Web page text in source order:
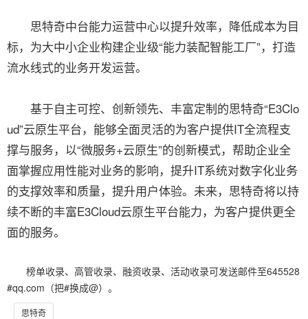
思特奇中台能力运营中心以提升效率，降低成本为目
标，为大中小企业构建企业级“能力装配智能工厂”，打造
流水线式的业务开发运营。
基于自主可控、创新领先、丰富定制的思特奇“E3Clo
ud”云原生平台，能够全面灵活的为客户提供IT全流程支
撑与服务，以“微服务+云原生”的创新模式，帮助企业全
面掌握应用性能对业务的影响，提升IT系统对数字化业务
的支撑效率和质量，提升用户体验。未来，思特奇将以持
续不断的丰富E3Cloud云原生平台能力，为客户提供更全
面的服务。
榜单收录、高管收录、融资收录、活动收录可发送邮件至645528
#qq.com（把#换成@）。
思特奇